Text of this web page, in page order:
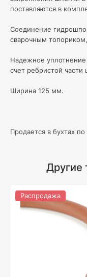
поставляются в
Соединение
сварочным
Надежное уплотнение
счет ребристой части
Ширина 125 мм.
Продается в бухтах
Другие
Распродажа